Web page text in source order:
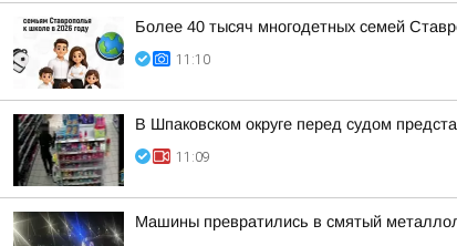
Более 40 тысяч многодетных семей
11:10
В Шпаковском округе перед судом
11:09
Машины превратились в смятый